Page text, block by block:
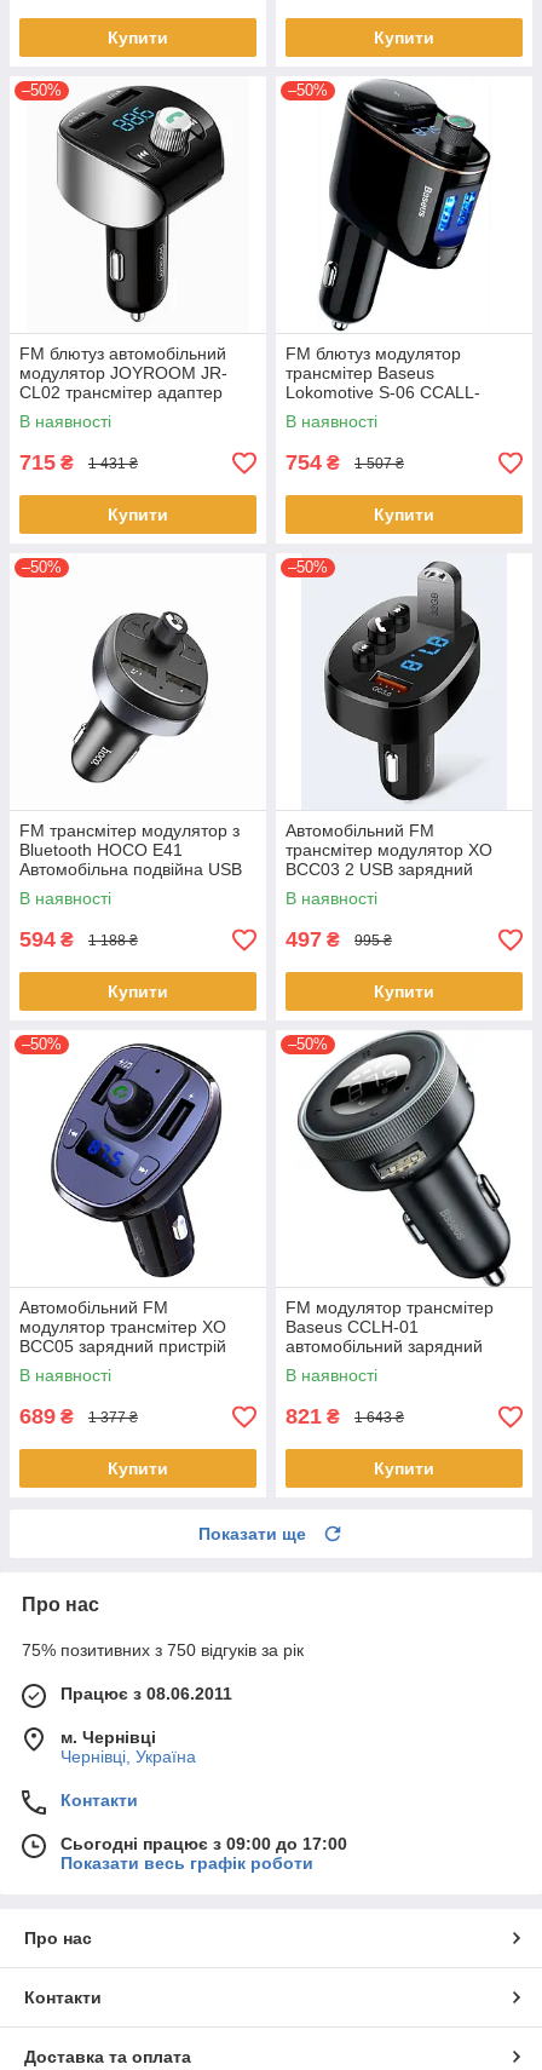
Купити Купити
–50%
FM блютуз автомобільний
модулятор JOYROOM JR-
CL02 трансмітер адаптер
зарядний пристрій
В наявності
715 ₴ 1 431 ₴
Купити
–50%
FM блютуз модулятор
трансмітер Baseus
Lokomotive S-06 CCALL-
RH01 адаптер зарядний
пристрій Чорний
В наявності
754 ₴ 1 507 ₴
Купити
–50%
FM трансмітер модулятор з
Bluetooth HOCO E41
Автомобільна подвійна USB
зарядка Чорний
В наявності
594 ₴ 1 188 ₴
Купити
–50%
Автомобільний FM
трансмітер модулятор XO
BCC03 2 USB зарядний
пристрій Чорний
В наявності
497 ₴ 995 ₴
Купити
–50%
Автомобільний FM
модулятор трансмітер XO
BCC05 зарядний пристрій
18W QC3.0 2 USB Чорний
В наявності
689 ₴ 1 377 ₴
Купити
–50%
FM модулятор трансмітер
Baseus CCLH-01
автомобільний зарядний
пристрій Чорний
В наявності
821 ₴ 1 643 ₴
Купити
Показати ще
Про нас
75% позитивних з 750 відгуків за рік
Працює з 08.06.2011
м. Чернівці
Чернівці, Україна
Контакти
Сьогодні працює з 09:00 до 17:00
Показати весь графік роботи
Про нас
Контакти
Доставка та оплата